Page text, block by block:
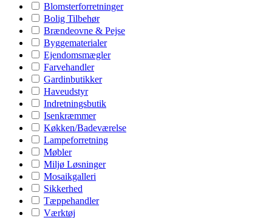
Blomsterforretninger
Bolig Tilbehør
Brændeovne & Pejse
Byggematerialer
Ejendomsmægler
Farvehandler
Gardinbutikker
Haveudstyr
Indretningsbutik
Isenkræmmer
Køkken/Badeværelse
Lampeforretning
Møbler
Miljø Løsninger
Mosaikgalleri
Sikkerhed
Tæppehandler
Værktøj